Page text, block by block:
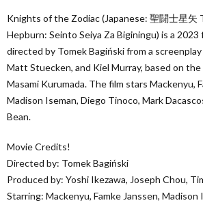
Knights of the Zodiac (Japanese: 聖闘士星矢
Hepburn: Seinto Seiya Za Biginingu) is a
directed by Tomek Bagiński from a screenplay
Matt Stuecken, and Kiel Murray, based on the
Masami Kurumada. The film stars Mackenyu,
Madison Iseman, Diego Tinoco, Mark
Bean.
Movie Credits!
Directed by: Tomek Bagiński
Produced by: Yoshi Ikezawa, Joseph Chou,
Starring: Mackenyu, Famke Janssen, Madison